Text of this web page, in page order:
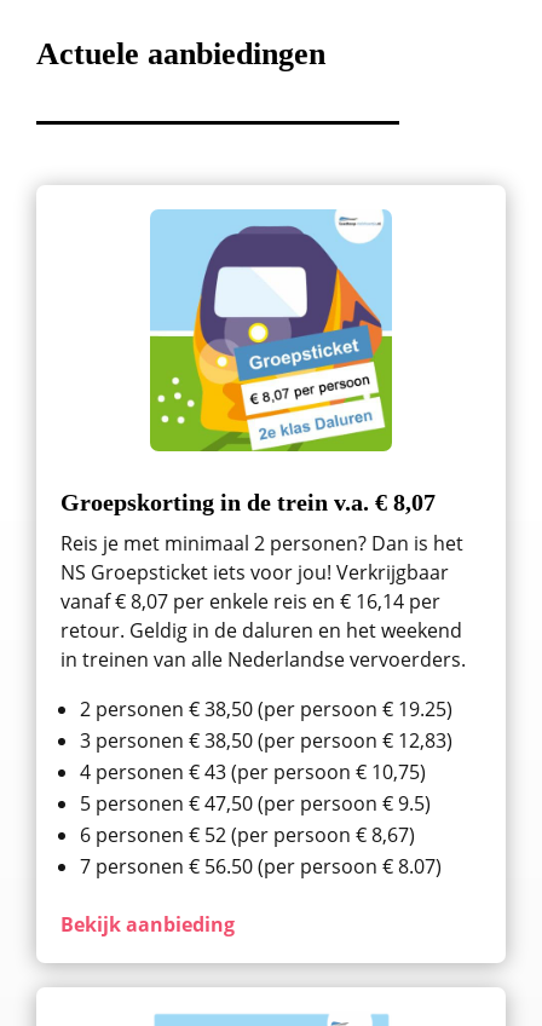
Actuele aanbiedingen
Groepskorting in de trein v.a. € 8,07
Reis je met minimaal 2 personen? Dan is het
NS Groepsticket iets voor jou! Verkrijgbaar
vanaf € 8,07 per enkele reis en € 16,14 per
retour. Geldig in de daluren en het weekend
in treinen van alle Nederlandse vervoerders.
2 personen € 38,50 (per persoon € 19.25)
3 personen € 38,50 (per persoon € 12,83)
4 personen € 43 (per persoon € 10,75)
5 personen € 47,50 (per persoon € 9.5)
6 personen € 52 (per persoon € 8,67)
7 personen € 56.50 (per persoon € 8.07)
Bekijk aanbieding